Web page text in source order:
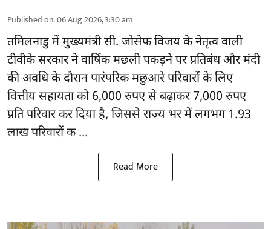
Published on:06 Aug 2026, 3:30 am
तमिलनाडुमें मुख्यमंत्री सी. जोसेफ विजय के नेतृत्व वाली
टीवीके सरकार ने वार्षिक मछली पकड़ने पर प्रतिबंध और मंदी
की अवधि के दौरान पारंपरिक मछुआरे परिवारों के लिए
वित्तीय सहायता को 6,000 रुपए से बढ़ाकर 7,000 रुपए
प्रति परिवार कर दिया है, जिससे राज्य भर में लगभग 1.93
लाख परिवारों क ...
Read More